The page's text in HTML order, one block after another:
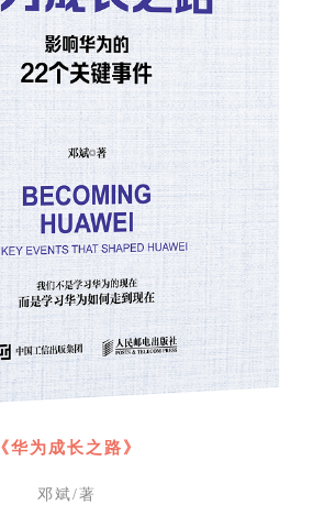
《华为成长之路》
邓斌/著